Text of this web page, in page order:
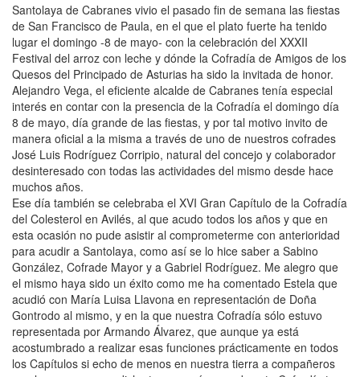
Santolaya de Cabranes vivio el pasado fin de semana las fiestas
de San Francisco de Paula, en el que el plato fuerte ha tenido
lugar el domingo -8 de mayo- con la celebración del XXXII
Festival del arroz con leche y dónde la Cofradía de Amigos de los
Quesos del Principado de Asturias ha sido la invitada de honor.
Alejandro Vega, el eficiente alcalde de Cabranes tenía especial
interés en contar con la presencia de la Cofradía el domingo día
8 de mayo, día grande de las fiestas, y por tal motivo invito de
manera oficial a la misma a través de uno de nuestros cofrades
José Luis Rodríguez Corripio, natural del concejo y colaborador
desinteresado con todas las actividades del mismo desde hace
muchos años.
Ese día también se celebraba el XVI Gran Capítulo de la Cofradía
del Colesterol en Avilés, al que acudo todos los años y que en
esta ocasión no pude asistir al comprometerme con anterioridad
para acudir a Santolaya, como así se lo hice saber a Sabino
González, Cofrade Mayor y a Gabriel Rodríguez. Me alegro que
el mismo haya sido un éxito como me ha comentado Estela que
acudió con María Luisa Llavona en representación de Doña
Gontrodo al mismo, y en la que nuestra Cofradía sólo estuvo
representada por Armando Álvarez, que aunque ya está
acostumbrado a realizar esas funciones prácticamente en todos
los Capítulos si echo de menos en nuestra tierra a compañeros